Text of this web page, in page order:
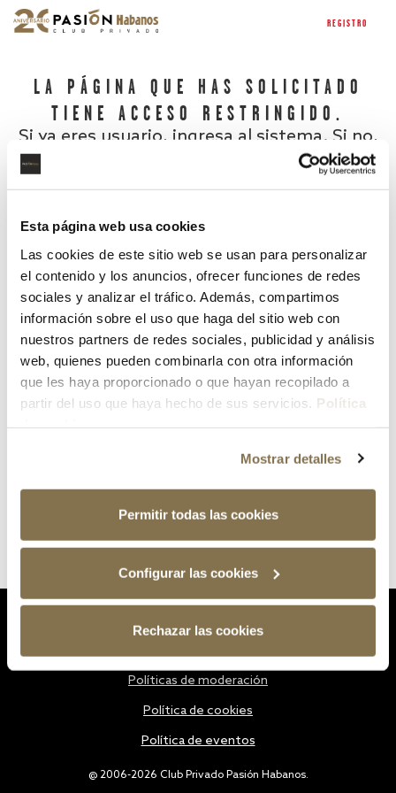
Esta página web usa cookies
Las cookies de este sitio web se usan para personalizar
el contenido y los anuncios, ofrecer funciones de redes
sociales y analizar el tráfico. Además, compartimos
información sobre el uso que haga del sitio web con
nuestros partners de redes sociales, publicidad y análisis
web, quienes pueden combinarla con otra información
que les haya proporcionado o que hayan recopilado a
partir del uso que haya hecho de sus servicios. Política
Mostrar detalles
Permitir todas las cookies
Configurar las cookies
Rechazar las cookies
REGISTRO
LA PÁGINA QUE HAS SOLICITADO
TIENE ACCESO RESTRINGIDO.
Si ya eres usuario, ingresa al sistema. Si no,
¿Has olvidado tu contraseña?
@ 2006-2026 Club Privado Pasión Habanos.
Políticas de moderación
Política de cookies
Política de eventos